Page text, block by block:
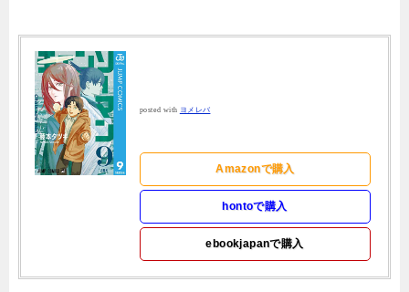
posted with ヨメレバ
Amazonで購入
hontoで購入
ebookjapanで購入